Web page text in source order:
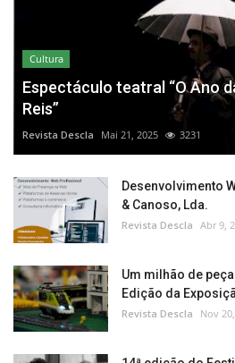
Cultura
Espectáculo teatral “O Ano
Reis”
Revista Descla Mai 21, 2025 3231
Desenvolvimento
& Canoso, Lda.
Revista Descla Abr 9,
Um milhão de
Edição da
Revista Descla Nov